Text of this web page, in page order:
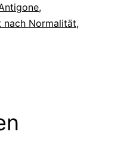
,
nach Normalität,